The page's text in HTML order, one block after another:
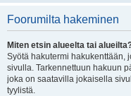
Foorumilta hakeminen
Miten etsin alueelta tai
Syötä hakutermi hakukenttään,
sivulla. Tarkennettuun hakuun
joka on saatavilla jokaisella
tyylistä.